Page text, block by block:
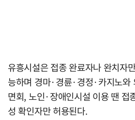
유흥시설은 접종 완료자나 완치자
능하며 경마·경륜·경정·카지노와
면회, 노인·장애인시설 이용 땐 접
성 확인자만 허용된다.